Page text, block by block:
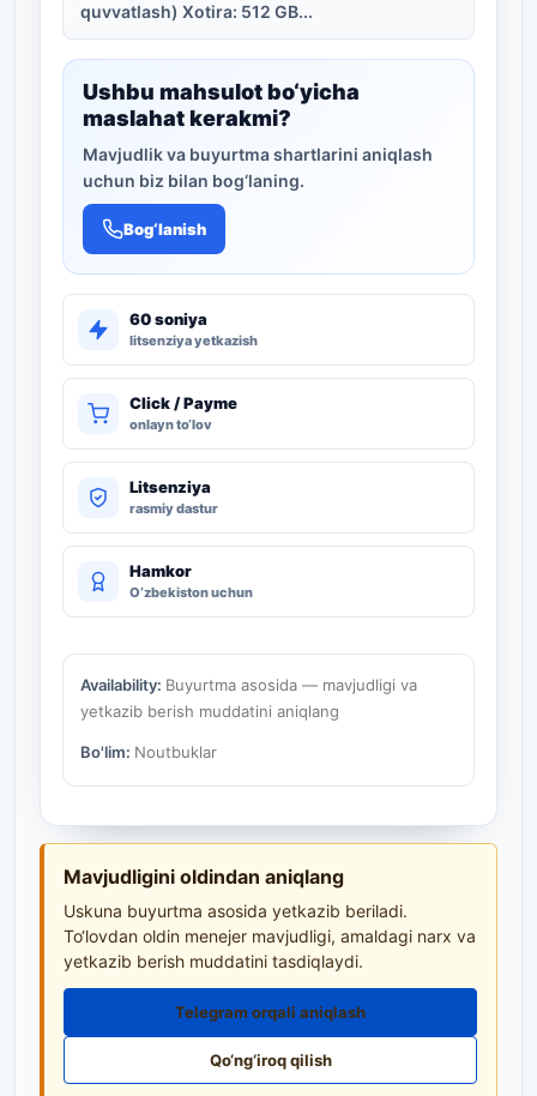
quvvatlash) Xotira: 512 GB...
Ushbu mahsulot bo‘yicha
maslahat kerakmi?
Mavjudlik va buyurtma shartlarini aniqlash
uchun biz bilan bog‘laning.
Bog‘lanish
60 soniya
litsenziya yetkazish
Click / Payme
onlayn to‘lov
Litsenziya
rasmiy dastur
Hamkor
O‘zbekiston uchun
Availability: Buyurtma asosida — mavjudligi va
yetkazib berish muddatini aniqlang
Bo'lim: Noutbuklar
Mavjudligini oldindan aniqlang
Uskuna buyurtma asosida yetkazib beriladi.
To‘lovdan oldin menejer mavjudligi, amaldagi narx va
yetkazib berish muddatini tasdiqlaydi.
Telegram orqali aniqlash
Qo‘ng‘iroq qilish